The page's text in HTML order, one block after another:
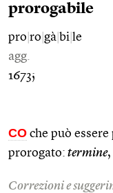
prorogabile
pro ro gà bi le
agg.
1673;
CO che può
prorogato: termine,
Correzioni e